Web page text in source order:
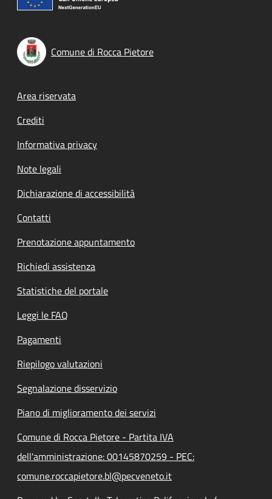
Comune di Rocca Pietore
Footer menu
Area riservata
Crediti
Informativa privacy
Note legali
Dichiarazione di accessibilità
Contatti
Prenotazione appuntamento
Richiedi assistenza
Statistiche del portale
Leggi le FAQ
Pagamenti
Riepilogo valutazioni
Segnalazione disservizio
Piano di miglioramento dei servizi
Comune di Rocca Pietore - Partita IVA
dell'amministrazione: 00145870259 - PEC:
comune.roccapietore.bl@pecveneto.it